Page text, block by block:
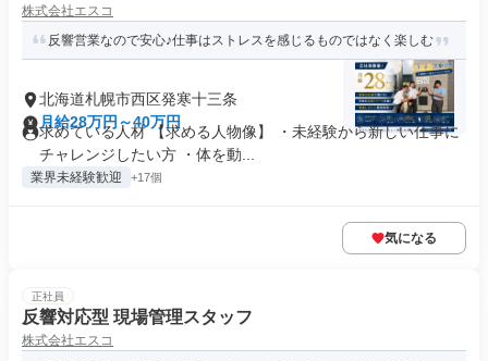
株式会社エスコ
反響営業なので安心♪仕事はストレスを感じるものではなく楽しむ
北海道札幌市西区発寒十三条
月給28万円～40万円
求めている人材 【求める人物像】 ・未経験から新しい仕事に
チャレンジしたい方 ・体を動...
業界未経験歓迎 +17個
気になる
正社員
反響対応型 現場管理スタッフ
株式会社エスコ